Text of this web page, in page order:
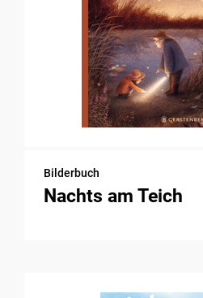
Bilderbuch
Nachts am Teich